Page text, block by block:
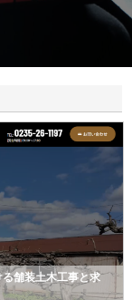
舗装土木工事と求